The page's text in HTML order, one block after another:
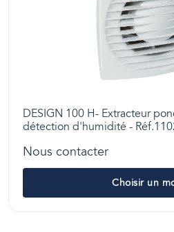
DESIGN 100 H- Extracteur
détection d'humidité -
Nous contacter
Choisir un